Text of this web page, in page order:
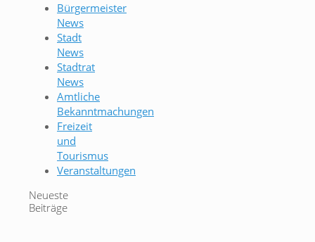
Bürgermeister
News
Stadt
News
Stadtrat
News
Amtliche
Bekanntmachungen
Freizeit
und
Tourismus
Veranstaltungen
Neueste
Beiträge